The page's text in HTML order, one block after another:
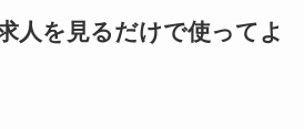
人を見るだけで使ってよ